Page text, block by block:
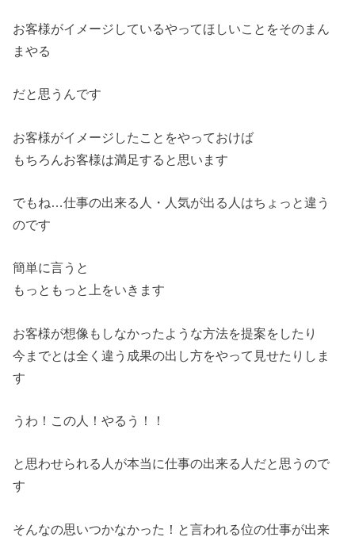
お客様がイメージしているやってほしいことをそのまん
まやる
だと思うんです
お客様がイメージしたことをやっておけば
もちろんお客様は満足すると思います
でもね…仕事の出来る人・人気が出る人はちょっと違う
のです
簡単に言うと
もっともっと上をいきます
お客様が想像もしなかったような方法を提案をしたり
今までとは全く違う成果の出し方をやって見せたりしま
す
うわ！この人！やるう！！
と思わせられる人が本当に仕事の出来る人だと思うので
す
そんなの思いつかなかった！と言われる位の仕事が出来